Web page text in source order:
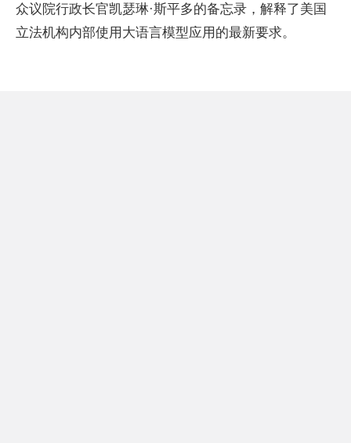
众议院行政长官凯瑟琳·斯平多的备忘录，解释了美国
立法机构内部使用大语言模型应用的最新要求。